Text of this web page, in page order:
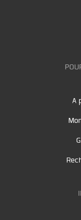
A